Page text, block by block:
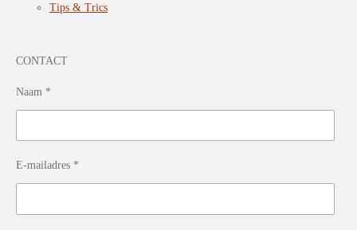
Tips & Trics
CONTACT
Naam *
E-mailadres *